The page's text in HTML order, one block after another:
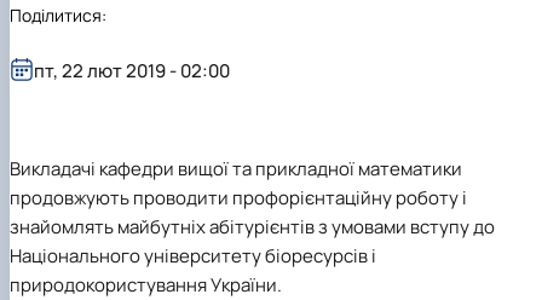
ТЕОРІЇ»
Викладачі кафедри вищої та прикладної математики
продовжують проводити профорієнтаційну роботу і
знайомлять майбутніх абітурієнтів з умовами вступу до
Національного університету біоресурсів і
природокористування України.
пт, 22 лют 2019 - 02:00
Поділитися: